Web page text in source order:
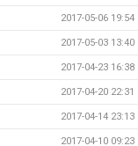
2017-05-06 19:54
2017-05-03 13:40
2017-04-23 16:38
2017-04-20 22:31
2017-04-14 23:13
2017-04-10 09:23